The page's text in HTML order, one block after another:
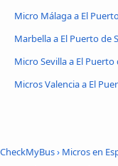
Micro Málaga a El
Marbella a El Puerto de
Micro Sevilla a El
Micros Valencia a El
CheckMyBus› Micros en